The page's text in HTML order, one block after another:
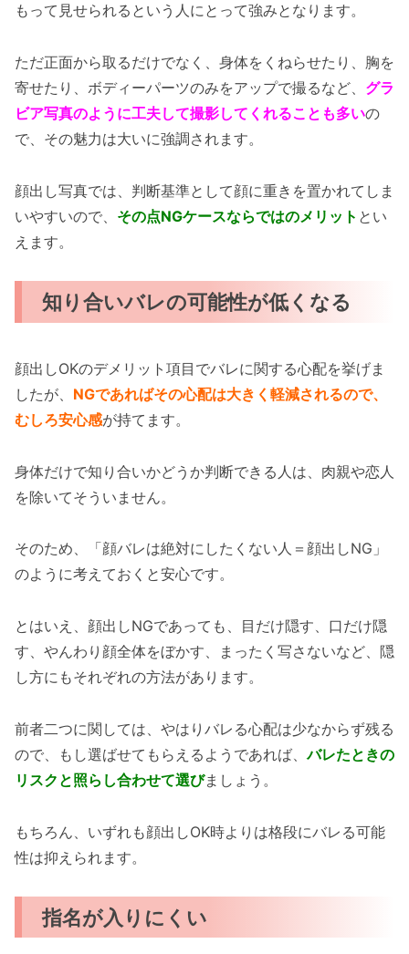
もって見せられるという人にとって強みとなります。
ただ正面から取るだけでなく、身体をくねらせたり、胸を
寄せたり、ボディーパーツのみをアップで撮るなど、 グラ
ビア写真のように工夫して撮影してくれることも多いの
で、その魅力は大いに強調されます。
顔出し写真では、判断基準として顔に重きを置かれてしま
いやすいので、 その点NGケースならではのメリット とい
えます。
知り合いバレの可能性が低くなる
顔出しOKのデメリット項目でバレに関する心配を挙げま
したが、 NGであればその心配は大きく軽減されるので、
むしろ安心感が持てます。
身体だけで知り合いかどうか判断できる人は、肉親や恋人
を除いてそういません。
そのため、「顔バレは絶対にしたくない人＝顔出しNG」
のように考えておくと安心です。
とはいえ、顔出しNGであっても、目だけ隠す、口だけ隠
す、やんわり顔全体をぼかす、まったく写さないなど、隠
し方にもそれぞれの方法があります。
前者二つに関しては、やはりバレる心配は少なからず残る
ので、もし選ばせてもらえるようであれば、バレたときの
リスクと照らし合わせて選びましょう。
もちろん、いずれも顔出しOK時よりは格段にバレる可能
性は抑えられます。
指名が入りにくい